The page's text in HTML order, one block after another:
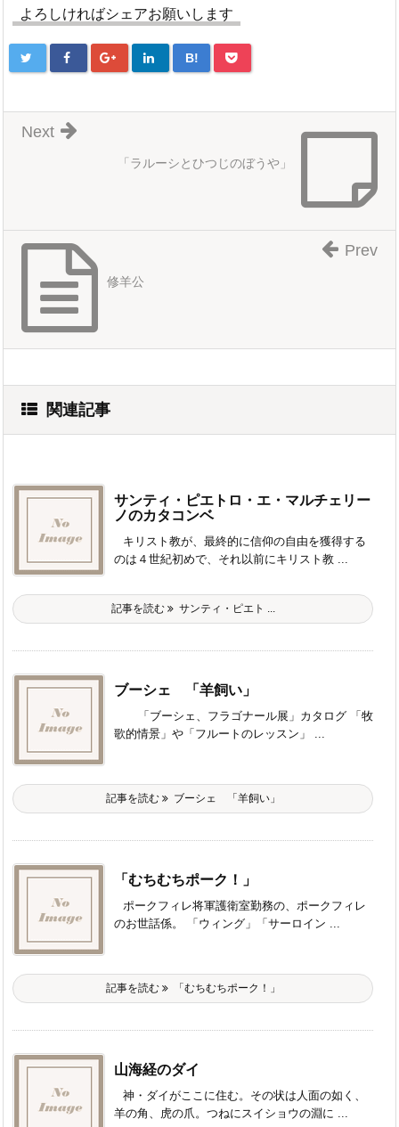
よろしければシェアお願いします
B!
「ラルーシとひつじのぼうや」
Next
修羊公
Prev
関連記事
サンティ・ピエトロ・エ・マルチェリー
ノのカタコンベ
キリスト教が、最終的に信仰の自由を獲得する
のは４世紀初めで、それ以前にキリスト教 ...
記事を読む サンティ・ピエト ...
ブーシェ 「羊飼い」
「ブーシェ、フラゴナール展」カタログ 「牧
歌的情景」や「フルートのレッスン」 ...
記事を読む ブーシェ 「羊飼い」
「むちむちポーク！」
ポークフィレ将軍護衛室勤務の、ポークフィレ
のお世話係。 「ウィング」「サーロイン ...
記事を読む 「むちむちポーク！」
山海経のダイ
神・ダイがここに住む。その状は人面の如く、
羊の角、虎の爪。つねにスイショウの淵に ...